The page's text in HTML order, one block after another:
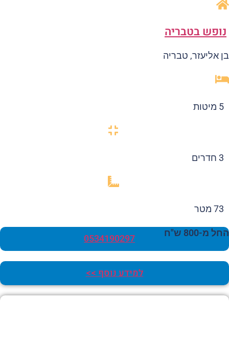
בטבריה
אליעזר, טבריה
73 מטר
מ-800 ש"ח 0534190297
למידע נוסף >>